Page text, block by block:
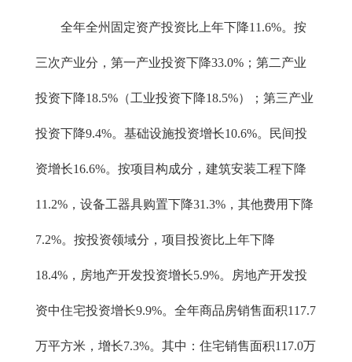
全年全州固定资产投资比上年下降11.6%。按
三次产业分，第一产业投资下降33.0%；第二产业
投资下降18.5%（工业投资下降18.5%）；第三产业
投资下降9.4%。基础设施投资增长10.6%。民间投
资增长16.6%。按项目构成分，建筑安装工程下降
11.2%，设备工器具购置下降31.3%，其他费用下降
7.2%。按投资领域分，项目投资比上年下降
18.4%，房地产开发投资增长5.9%。房地产开发投
资中住宅投资增长9.9%。全年商品房销售面积117.7
万平方米，增长7.3%。其中：住宅销售面积117.0万